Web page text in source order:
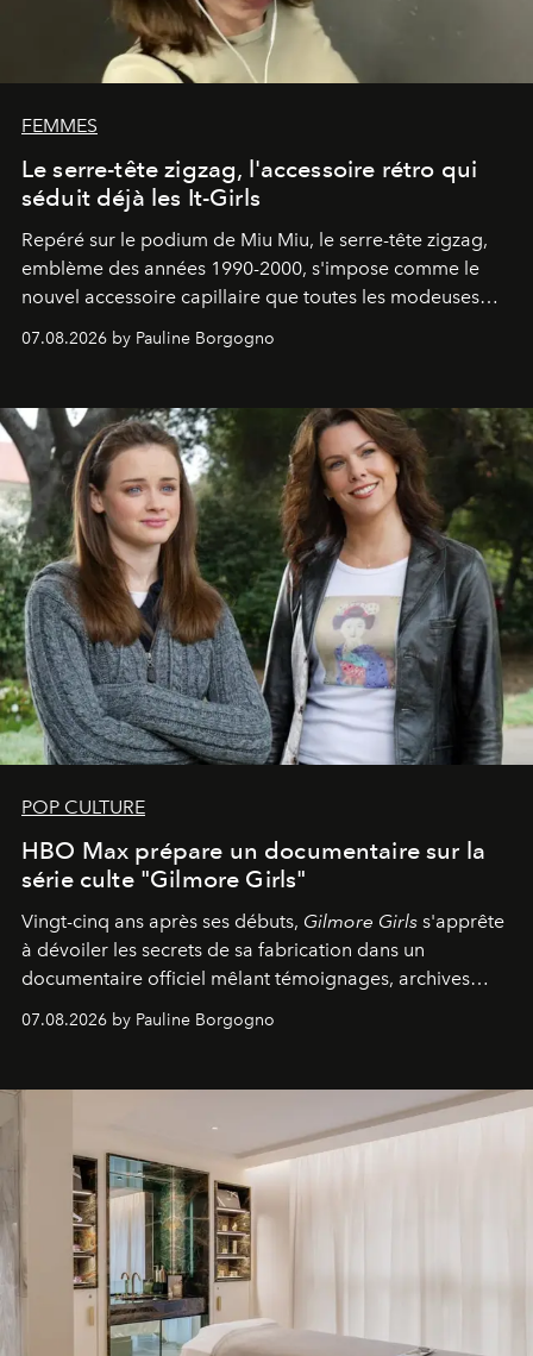
FEMMES
Le serre-tête zigzag, l'accessoire rétro qui
séduit déjà les It-Girls
Repéré sur le podium de Miu Miu, le serre-tête zigzag,
emblème des années 1990-2000, s'impose comme le
nouvel accessoire capillaire que toutes les modeuses
s'arrachent déjà.
07.08.2026 by Pauline Borgogno
POP CULTURE
HBO Max prépare un documentaire sur la
série culte "Gilmore Girls"
Vingt-cinq ans après ses débuts, Gilmore Girls s'apprête
à dévoiler les secrets de sa fabrication dans un
documentaire officiel mêlant témoignages, archives
inédites et plongée dans les coulisses d'un phénomène
générationnel.
07.08.2026 by Pauline Borgogno